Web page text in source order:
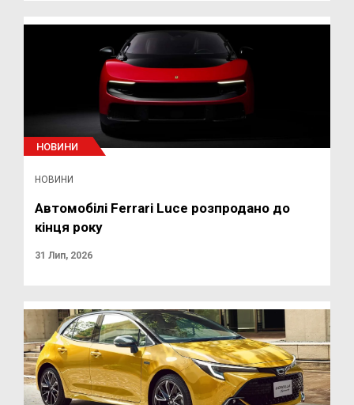
НОВИНИ
НОВИНИ
Автомобілі Ferrari Luce розпродано до
кінця року
31 Лип, 2026